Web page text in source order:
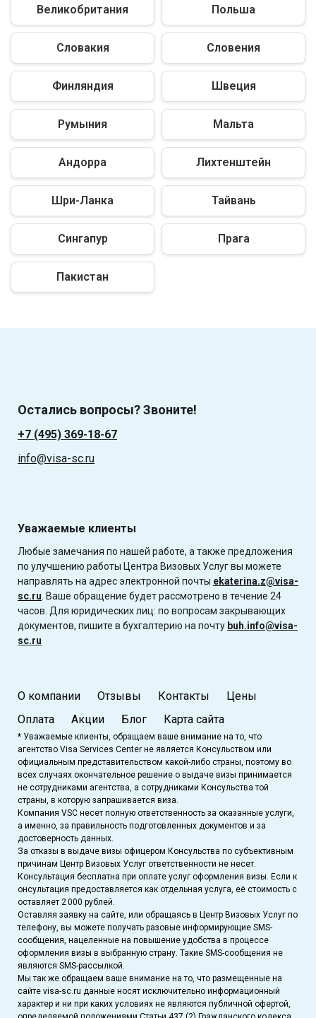
Великобритания Польша
Словакия Словения
Финляндия Швеция
Румыния Мальта
Андорра Лихтенштейн
Шри-Ланка Тайвань
Сингапур Прага
Пакистан
Остались вопросы? Звоните!
+7 (495) 369-18-67
info@visa-sc.ru
Уважаемые клиенты
Любые замечания по нашей работе, а также предложения
по улучшению работы Центра Визовых Услуг вы можете
направлять на адрес электронной почты ekaterina.z@visa-
sc.ru . Ваше обращение будет рассмотрено в течение 24
часов. Для юридических лиц: по вопросам закрывающих
документов, пишите в бухгалтерию на почту buh.info@visa-
sc.ru
О компании Отзывы Контакты
Цены
Оплата
Акции Блог Карта сайта
* Уважаемые клиенты, обращаем ваше внимание на то, что
агентство Visa Services Center не является Консульством или
официальным представительством какой-либо страны, поэтому во
всех случаях окончательное решение о выдаче визы принимается
не сотрудниками агентства, а сотрудниками Консульства той
страны, в которую запрашивается виза.
Компания VSC несет полную ответственность за оказанные услуги,
а именно, за правильность подготовленных документов и за
достоверность данных.
За отказы в выдаче визы офицером Консульства по субъективным
причинам Центр Визовых Услуг ответственности не несет.
Консультация бесплатна при оплате услуг оформления визы. Если к
онсультация предоставляется как отдельная услуга, её стоимость с
оставляет 2 000 рублей.
Оставляя заявку на сайте, или обращаясь в Центр Визовых Услуг по
телефону, вы можете получать разовые информирующие SMS-
сообщения, нацеленные на повышение удобства в процессе
оформления визы в выбранную страну. Такие SMS-сообщения не
являются SMS-рассылкой.
Мы так же обращаем ваше внимание на то, что размещенные на
сайте visa-sc.ru данные носят исключительно информационный
характер и ни при каких условиях не являются публичной офертой,